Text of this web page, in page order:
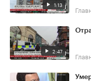
1:13
2:47